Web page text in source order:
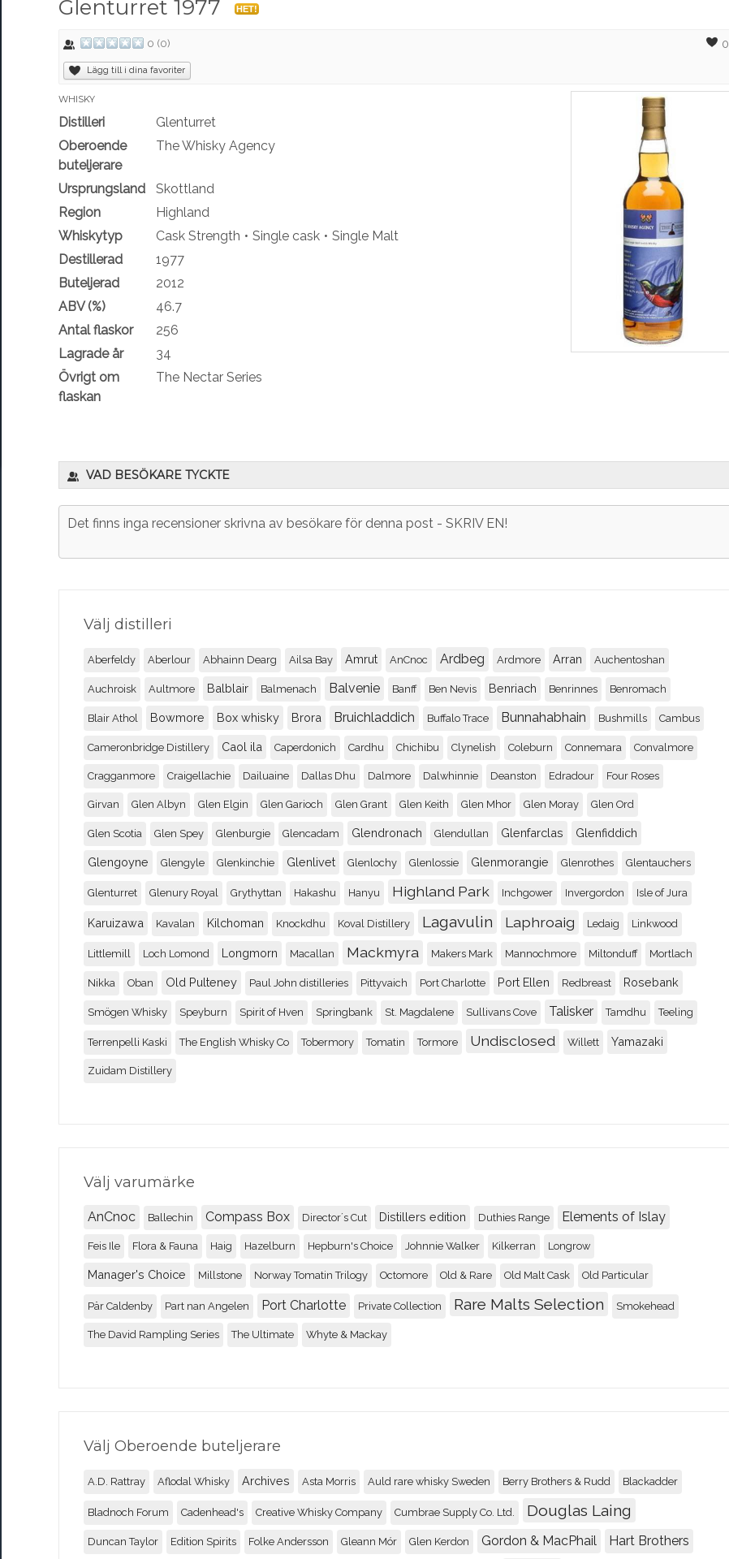
Glenturret 1977 HET!
0 (0) 0
Lägg till i dina favoriter
WHISKY
Distilleri
Glenturret
Oberoende
buteljerare
The Whisky Agency
Ursprungsland
Skottland
Region
Highland
Whiskytyp
Cask Strength Single cask
Single Malt
Destillerad
1977
Buteljerad
2012
ABV (%)
46.7
Antal flaskor
256
Lagrade år
34
Övrigt om
flaskan
The Nectar Series
VAD BESÖKARE TYCKTE
Det finns inga recensioner skrivna av besökare för denna post - SKRIV EN!
Välj distilleri
Aberfeldy Aberlour Abhainn Dearg Ailsa Bay Amrut AnCnoc Ardbeg Ardmore Arran Auchentoshan
Auchroisk Aultmore Balblair Balmenach Balvenie Banff Ben Nevis Benriach Benrinnes Benromach
Blair Athol Bowmore Box whisky Brora Bruichladdich Buffalo Trace Bunnahabhain Bushmills Cambus
Cameronbridge Distillery Caol ila Caperdonich Cardhu Chichibu Clynelish Coleburn Connemara Convalmore
Cragganmore Craigellachie Dailuaine Dallas Dhu Dalmore Dalwhinnie Deanston Edradour Four Roses
Girvan Glen Albyn Glen Elgin Glen Garioch Glen Grant Glen Keith Glen Mhor Glen Moray Glen Ord
Glen Scotia Glen Spey Glenburgie Glencadam Glendronach Glendullan Glenfarclas Glenfiddich
Glengoyne Glengyle Glenkinchie Glenlivet Glenlochy Glenlossie Glenmorangie Glenrothes Glentauchers
Glenturret Glenury Royal Grythyttan Hakashu Hanyu Highland Park Inchgower Invergordon Isle of Jura
Karuizawa Kavalan Kilchoman Knockdhu Koval Distillery Lagavulin Laphroaig Ledaig Linkwood
Littlemill Loch Lomond Longmorn Macallan Mackmyra Makers Mark Mannochmore Miltonduff Mortlach
Nikka Oban Old Pulteney Paul John distilleries Pittyvaich Port Charlotte Port Ellen Redbreast Rosebank
Smögen Whisky Speyburn Spirit of Hven Springbank St. Magdalene Sullivans Cove Talisker Tamdhu Teeling
Terrenpelli Kaski The English Whisky Co Tobermory Tomatin Tormore Undisclosed Willett Yamazaki
Zuidam Distillery
Välj varumärke
AnCnoc Ballechin Compass Box Director´s Cut Distillers edition Duthies Range Elements of Islay
Feis Ile Flora & Fauna Haig Hazelburn Hepburn's Choice Johnnie Walker Kilkerran Longrow
Manager's Choice Millstone Norway Tomatin Trilogy Octomore Old & Rare Old Malt Cask Old Particular
Pär Caldenby Part nan Angelen Port Charlotte Private Collection Rare Malts Selection Smokehead
The David Rampling Series The Ultimate Whyte & Mackay
Välj Oberoende buteljerare
A.D. Rattray Aflodal Whisky Archives Asta Morris Auld rare whisky Sweden Berry Brothers & Rudd Blackadder
Bladnoch Forum Cadenhead's Creative Whisky Company Cumbrae Supply Co. Ltd. Douglas Laing
Duncan Taylor Edition Spirits Folke Andersson Gleann Mór Glen Kerdon Gordon & MacPhail Hart Brothers
Benromach 5 year old